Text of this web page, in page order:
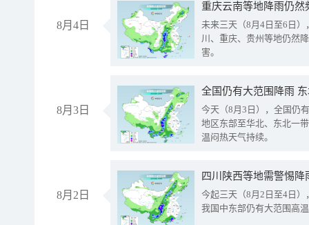
8月4日
重庆云南等地降雨仍然
未来三天（8月4日至6日
川、重庆、贵州等地仍然
害。
8月3日
全国仍有大范围降雨
今天（8月3日），全国仍
地区东部至华北、东北一
温闷热天气持续。
8月2日
今起三天（8月2日至4日
我国中东部仍有大范围高